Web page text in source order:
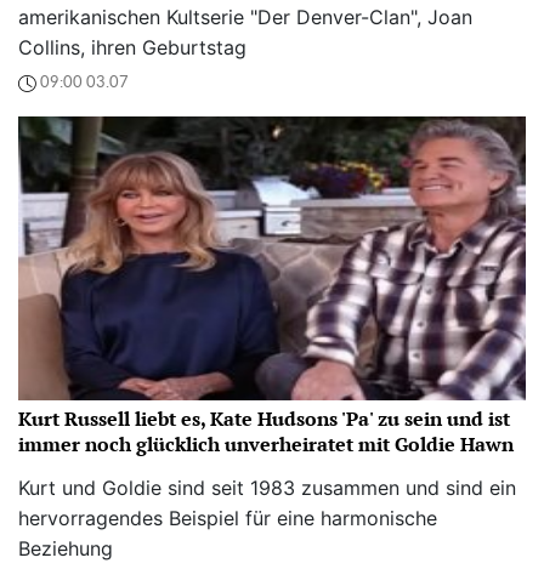
amerikanischen Kultserie "Der Denver-Clan", Joan
Collins, ihren Geburtstag
09:00 03.07
Kurt Russell liebt es, Kate Hudsons 'Pa' zu sein und ist
immer noch glücklich unverheiratet mit Goldie Hawn
Kurt und Goldie sind seit 1983 zusammen und sind ein
hervorragendes Beispiel für eine harmonische
Beziehung